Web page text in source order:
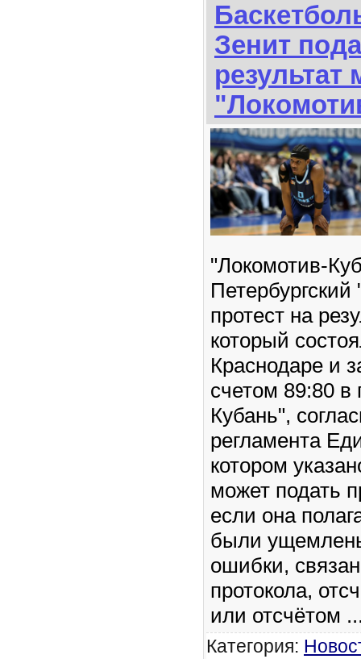
Зенит
результат
"Локомотив-
протест на
который
Краснодаре и
счетом 89:80 в
Кубань",
регламента
котором
может подать
если она
были
ошибки,
протокола,
или отсчётом
Категория: